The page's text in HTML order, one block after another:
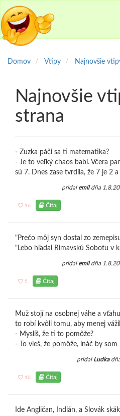
Domov Vtipy Najnovšie
Najnovšie
strana
- Zuzka páči sa ti matematika?
- Je to veľký chaos babi. Včera
sú 7. Dnes zase tvrdila, že 7 je 2
pridal emildňa
16 Čítaj
"Prečo môj syn dostal zo
"Lebo hľadal Rimavskú Sobotu v
pridal emildňa
5 Čítaj
Muž stojí na osobnej váhe a
to robí kvôli tomu, aby menej
- Myslíš, že ti to pomôže?
- To vieš, že pomôže, ináč by
pridal Ludka
10 Čítaj
Ide Angličan, Indián, a Slovák